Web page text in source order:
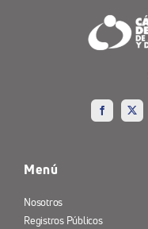
Menú
Nosotros
Registros Públicos